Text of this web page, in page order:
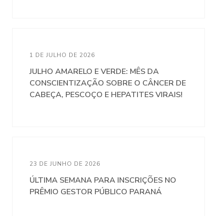
1 DE JULHO DE 2026
JULHO AMARELO E VERDE: MÊS DA
CONSCIENTIZAÇÃO SOBRE O CÂNCER DE
CABEÇA, PESCOÇO E HEPATITES VIRAIS!
23 DE JUNHO DE 2026
ÚLTIMA SEMANA PARA INSCRIÇÕES NO
PRÊMIO GESTOR PÚBLICO PARANÁ